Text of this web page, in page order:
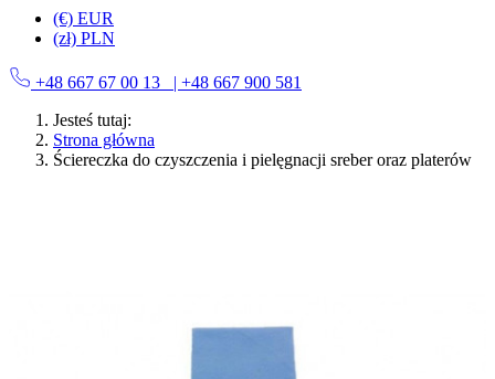
(€) EUR
(zł) PLN
+48 667 67 00 13
| +48 667 900 581
Jesteś tutaj:
Strona główna
Ściereczka do czyszczenia i pielęgnacji sreber oraz platerów